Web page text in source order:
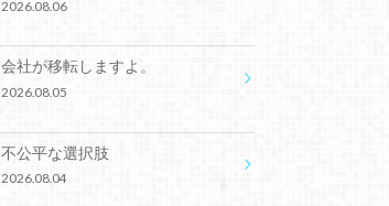
2026.08.06
会社が移転しますよ。
2026.08.05
不公平な選択肢
2026.08.04